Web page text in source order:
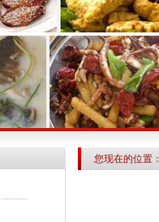
您现在的位置：